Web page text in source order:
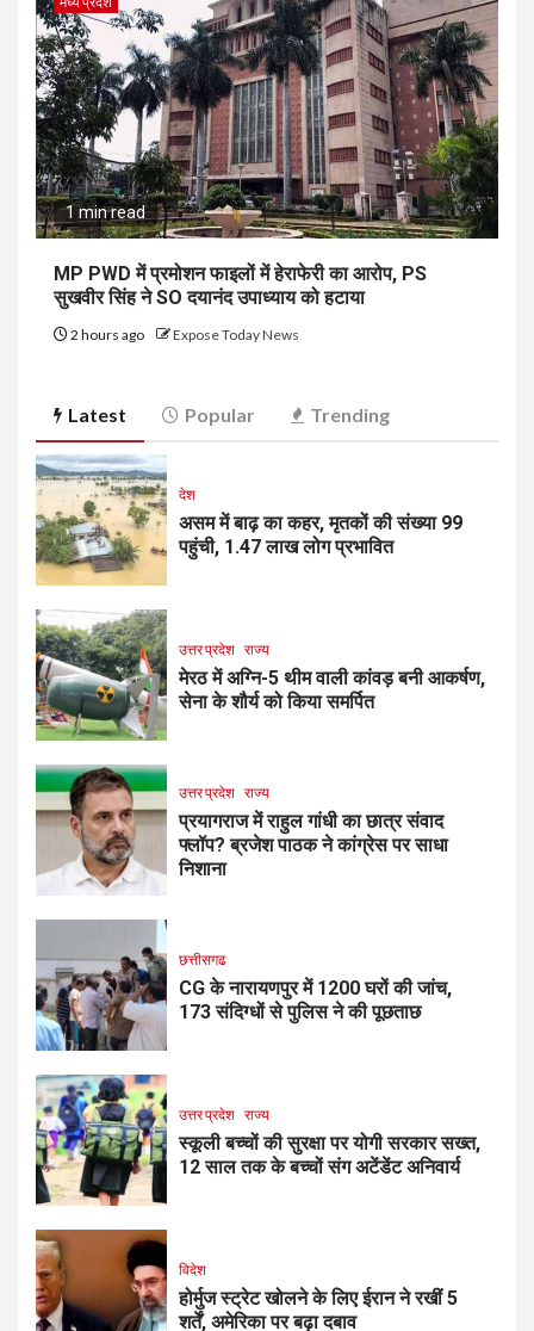
1 min read
MP PWD में प्रमोशन फाइलों में हेराफेरी का आरोप, PS
सुखवीर सिंह ने SO दयानंद उपाध्याय को हटाया
2 hours ago Expose Today News
Latest Popular Trending
देश
असम में बाढ़ का कहर, मृतकों की संख्या 99
पहुंची, 1.47 लाख लोग प्रभावित
उत्तर प्रदेश राज्य
मेरठ में अग्नि-5 थीम वाली कांवड़ बनी आकर्षण,
सेना के शौर्य को किया समर्पित
उत्तर प्रदेश राज्य
प्रयागराज में राहुल गांधी का छात्र संवाद
फ्लॉप? ब्रजेश पाठक ने कांग्रेस पर साधा
निशाना
छत्तीसगढ
CG के नारायणपुर में 1200 घरों की जांच,
173 संदिग्धों से पुलिस ने की पूछताछ
उत्तर प्रदेश राज्य
स्कूली बच्चों की सुरक्षा पर योगी सरकार सख्त,
12 साल तक के बच्चों संग अटेंडेंट अनिवार्य
विदेश
होर्मुज स्ट्रेट खोलने के लिए ईरान ने रखीं 5
शर्तें, अमेरिका पर बढ़ा दबाव